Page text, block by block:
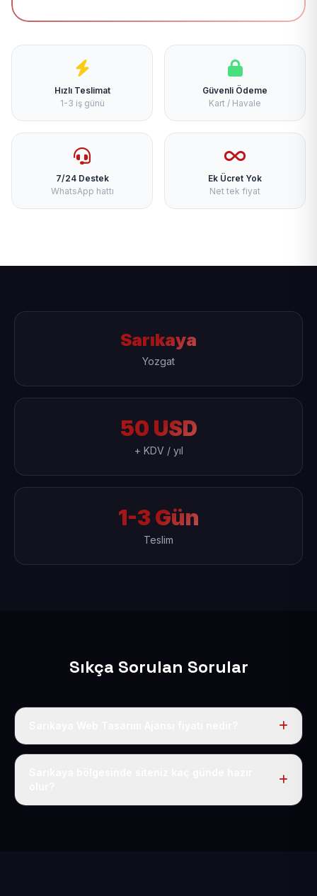
Hızlı Teslimat
1-3 iş günü
Güvenli Ödeme
Kart / Havale
7/24 Destek
WhatsApp hattı
Ek Ücret Yok
Net tek fiyat
Sarıkaya
Yozgat
50 USD
+ KDV / yıl
1-3 Gün
Teslim
Sıkça Sorulan Sorular
Tek fiyat uygulanır: yıllık 50 USD + KDV. Bu bedele alan